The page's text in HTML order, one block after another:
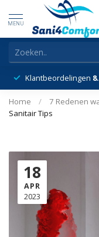
MENU
Klantbeordelingen
Home / 7 Redenen
Sanitair Tips
18
APR
2023